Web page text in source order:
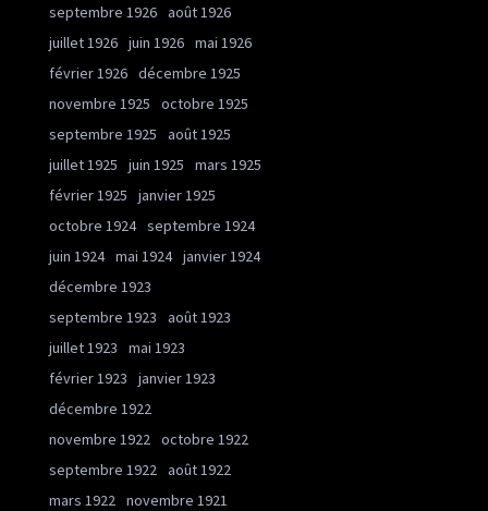
septembre 1926 août 1926
juillet 1926 juin 1926 mai 1926
février 1926 décembre 1925
novembre 1925
octobre 1925
septembre 1925
août 1925
juillet 1925
juin 1925
mars 1925
février 1925
janvier 1925
octobre 1924 septembre 1924
juin 1924 mai 1924 janvier 1924
décembre 1923
septembre 1923
août 1923
juillet 1923
mai 1923
février 1923
janvier 1923
décembre 1922
novembre 1922 octobre 1922
septembre 1922 août 1922
mars 1922 novembre 1921